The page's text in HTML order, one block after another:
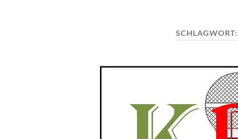
SCHLAGWORT: